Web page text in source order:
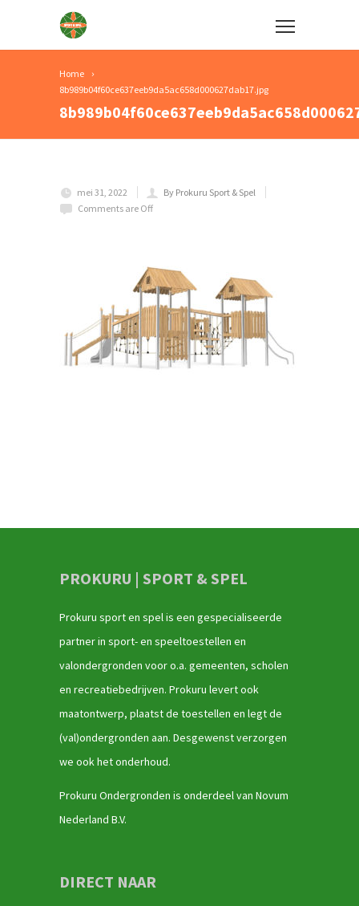
Home
8b989b04f60ce637eeb9da5ac658d000627dab17.jpg
mei 31, 2022
By Prokuru Sport & Spel
Comments are Off
PROKURU | SPORT & SPEL
Prokuru sport en spel is een gespecialiseerde
partner in sport- en speeltoestellen en
valondergronden voor o.a. gemeenten, scholen
en recreatiebedrijven. Prokuru levert ook
maatontwerp, plaatst de toestellen en legt de
(val)ondergronden aan. Desgewenst verzorgen
we ook het onderhoud.
Prokuru Ondergronden is onderdeel van Novum
Nederland B.V.
DIRECT NAAR